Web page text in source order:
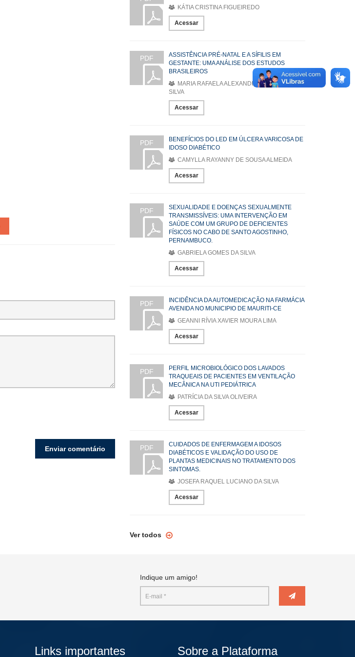
KÁTIA CRISTINA FIGUEIREDO
Acessar
PDF
ASSISTÊNCIA PRÉ-NATAL E A SÍFILIS EM
GESTANTE: UMA ANÁLISE DOS ESTUDOS
BRASILEIROS
MARIA RAFAELA ALEXANDRE RODRIGUES
SILVA
Acessar
PDF
BENEFÍCIOS DO LED EM ÚLCERA VARICOSA DE
IDOSO DIABÉTICO
CAMYLLA RAYANNY DE SOUSA ALMEIDA
Acessar
PDF
SEXUALIDADE E DOENÇAS SEXUALMENTE
TRANSMISSÍVEIS: UMA INTERVENÇÃO EM
SAÚDE COM UM GRUPO DE DEFICIENTES
FÍSICOS NO CABO DE SANTO AGOSTINHO,
PERNAMBUCO.
GABRIELA GOMES DA SILVA
Acessar
PDF
INCIDÊNCIA DA AUTOMEDICAÇÃO NA FARMÁCIA
AVENIDA NO MUNICIPIO DE MAURITI-CE
GEANNI RÍVIA XAVIER MOURA LIMA
Acessar
PDF
PERFIL MICROBIOLÓGICO DOS LAVADOS
TRAQUEAIS DE PACIENTES EM VENTILAÇÃO
MECÂNICA NA UTI PEDIÁTRICA
PATRÍCIA DA SILVA OLIVEIRA
Acessar
PDF
CUIDADOS DE ENFERMAGEM A IDOSOS
DIABÉTICOS E VALIDAÇÃO DO USO DE
PLANTAS MEDICINAIS NO TRATAMENTO DOS
SINTOMAS.
JOSEFA RAQUEL LUCIANO DA SILVA
Acessar
Ver todos
Indique um amigo!
Links importantes Sobre a Plataforma